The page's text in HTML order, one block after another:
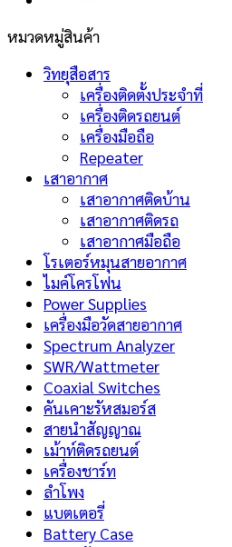
หมวดหมู่สินค้า
วิทยุสือสาร
เครื่องติดตั้งประจำที่
เครื่องติดรถยนต์
เครื่องมือถือ
Repeater
เสาอากาศ
เสาอากาศติดบ้าน
เสาอากาศติดรถ
เสาอากาศมือถือ
โรเตอร์หมุนสายอากาศ
ไมค์โครโฟน
Power Supplies
เครื่องมือวัดสายอากาศ
Spectrum Analyzer
SWR/Wattmeter
Coaxial Switches
คันเคาะรัหสมอร์ส
สายนำสัญญาณ
เม้าท์ติดรถยนต์
เครื่องชาร์ท
ลำโพง
แบตเตอรี่
Battery Case